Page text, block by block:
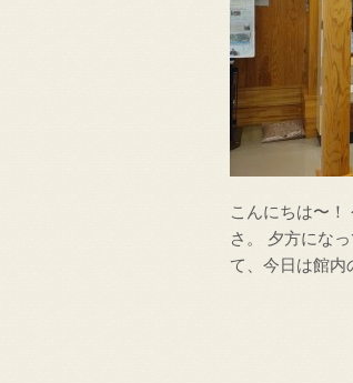
こんにちは〜
さ。 夕方にな
て、今日は館